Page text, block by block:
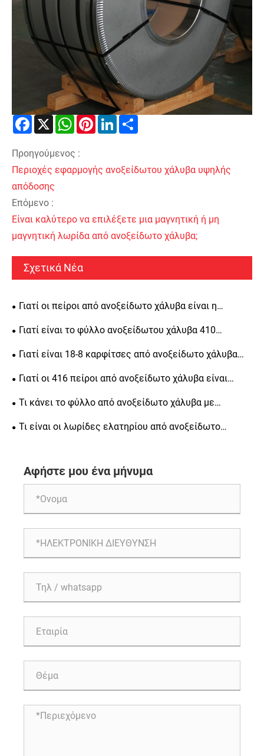
Facebook
X WhatsAppPinterestLinkedIn
Προηγούμενος :
Περιοχές εφαρμογής ανοξείδωτου χάλυβα υψηλής
απόδοσης
Επόμενο :
Είναι καλύτερο να επιλέξετε μια μαγνητική ή μη
μαγνητική λωρίδα από ανοξείδωτο χάλυβα;
Σχετικά Νέα
Γιατί οι πείροι από ανοξείδωτο χάλυβα είναι η
καλύτερη επιλογή για ευθυγράμμιση ακριβείας, δομική
Γιατί είναι το φύλλο ανοξείδωτου χάλυβα 410
κορυφαία επιλογή για βιομηχανικές εφαρμογές
Γιατί είναι 18-8 καρφίτσες από ανοξείδωτο χάλυβα
απαραίτητες για μηχανική ακριβείας
Γιατί οι 416 πείροι από ανοξείδωτο χάλυβα είναι
απαραίτητοι για μηχανική ακριβείας
Τι κάνει το φύλλο από ανοξείδωτο χάλυβα με
φωτεινό φινίρισμα μια δημοφιλή επιλογή για την
Τι είναι οι λωρίδες ελατηρίου από ανοξείδωτο
Αφήστε μου ένα μήνυμα